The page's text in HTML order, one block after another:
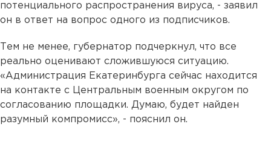
потенциального распространения вируса, - заявил
он в ответ на вопрос одного из подписчиков.
Тем не менее, губернатор подчеркнул, что все
реально оценивают сложившуюся ситуацию.
«Администрация Екатеринбурга сейчас находится
на контакте с Центральным военным округом по
согласованию площадки. Думаю, будет найден
разумный компромисс», - пояснил он.